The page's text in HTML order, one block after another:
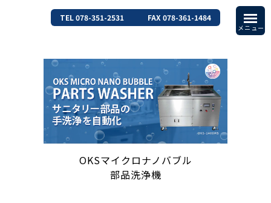
TEL 078-351-2531 FAX 078-361-1484
OKSマイクロナノバブル
部品洗浄機